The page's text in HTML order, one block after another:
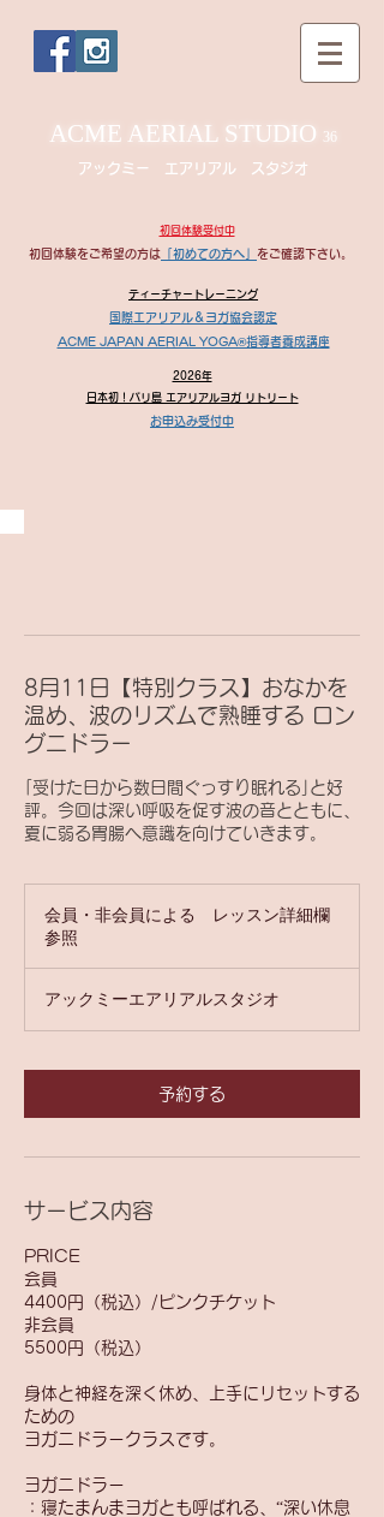
ACME AERIAL STUDIO 36
アックミー エアリアル スタジオ
​初回体験受付中
​ 初回体験をご希望の方は 「初めての方へ」 をご確認下さい。
​ティーチャートレーニング
国際エアリアル＆ヨガ協会認定
ACME JAPAN AERIAL YOGA®指導者養成講座
2026年
日本初！バリ島 エアリアルヨガ リトリート
お申込み受付中
8月11日【特別クラス】おなかを
温め、波のリズムで熟睡する ロン
グニドラー
｢受けた日から数日間ぐっすり眠れる｣と好
評。今回は深い呼吸を促す波の音とともに、
夏に弱る胃腸へ意識を向けていきます。
る
照
会員・非会員による レッスン詳細欄
参照
アックミーエアリアルスタジオ
予約する
サービス内容
PRICE
会員
4400円（税込）/ピンクチケット
非会員
5500円（税込）
身体と神経を深く休め、上手にリセットする
ための
ヨガニドラークラスです。
ヨガニドラー
：寝たまんまヨガとも呼ばれる、“深い休息